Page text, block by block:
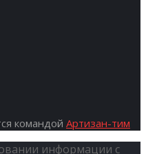
командой Артизан-тим
информации с